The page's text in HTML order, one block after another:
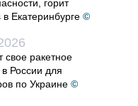
горит
Екатеринбурге ©
свое ракетное
России для
по Украине ©